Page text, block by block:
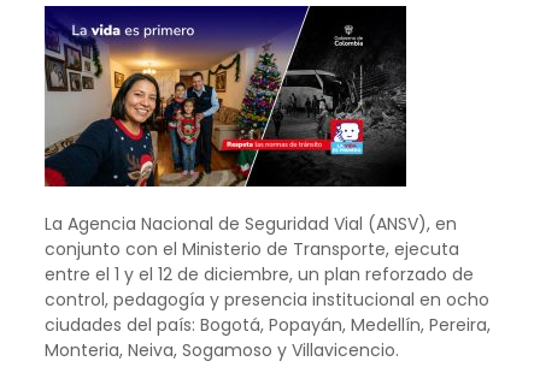
La Agencia Nacional de Seguridad Vial (ANSV), en
conjunto con el Ministerio de Transporte, ejecuta
entre el 1 y el 12 de diciembre, un plan reforzado de
control, pedagogía y presencia institucional en ocho
ciudades del país: Bogotá, Popayán, Medellín, Pereira,
Monteria, Neiva, Sogamoso y Villavicencio.